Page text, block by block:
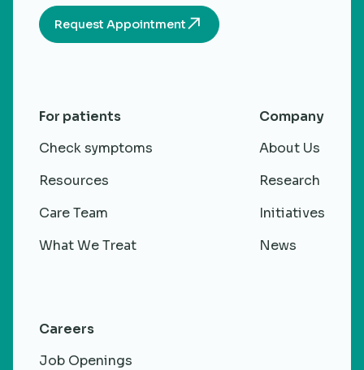
Request Appointment
For patients
Check symptoms
Resources
Care Team
What We Treat
Company
About Us
Research
Initiatives
News
Careers
Job Openings